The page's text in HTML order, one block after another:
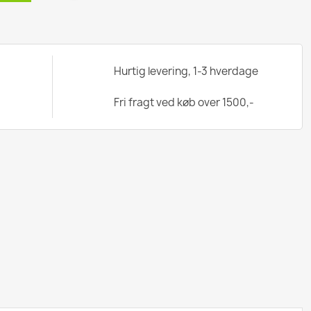
Hurtig levering, 1-3 hverdage
Fri fragt ved køb over 1500,-